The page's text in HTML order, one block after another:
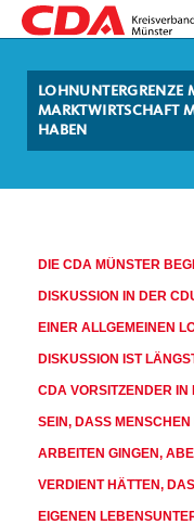
LOHNUNTERGRENZE
MARKTWIRTSCHAFT
HABEN
DIE CDA MÜNSTER
ISKUSSION IN DER
INER ALLGEMEINEN
ISKUSSION IST LÄNGST
DA VORSITZENDER IN
EIN, DASS MENSCHEN
RBEITEN GINGEN,
ERDIENT HÄTTEN,
IGENEN